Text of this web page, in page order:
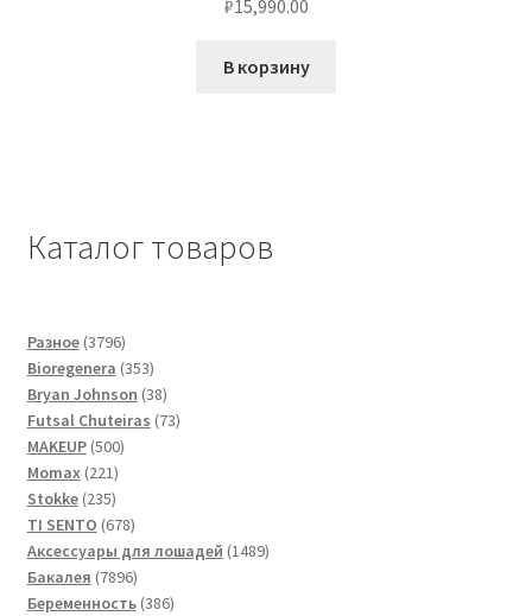
₽15,990.00
В корзину
Каталог товаров
Разное 37963796
товаров
Bioregenera 353353
товара
Bryan Johnson 3838
товаров
Futsal Сhuteiras 7373
MAKEUP 500500
Momax 221221
товар
Stokke 235235
товаров
TI SENTO 678678
товаров
Аксессуары для лошадей 14891489
Бакалея 78967896
товаров
Беременность 386386